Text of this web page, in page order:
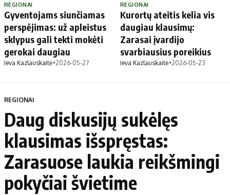
REGIONAI
Gyventojams siunčiamas
perspėjimas: už apleistus
sklypus gali tekti mokėti
gerokai daugiau
Ieva Kazlauskaitė•2026-05-27
REGIONAI
Kurortų ateitis kelia vis
daugiau klausimų:
Zarasai įvardijo
svarbiausius poreikius
Ieva Kazlauskaitė•2026-05-23
REGIONAI
Daug diskusijų sukėlęs
klausimas išspręstas:
Zarasuose laukia reikšmingi
pokyčiai švietime